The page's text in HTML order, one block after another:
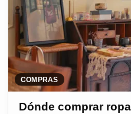
COMPRAS
Dónde comprar